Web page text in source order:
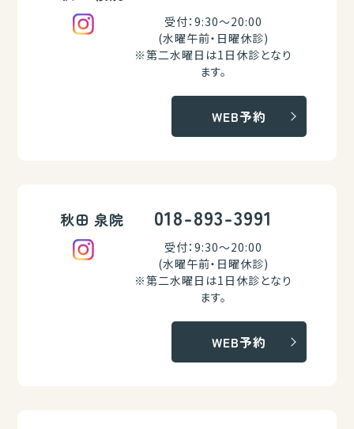
受付：9:30～20:00
(水曜午前・日曜休診)
※第二水曜日は1日休診となり
ます。
WEB予約
秋田 泉院 018-893-3991
受付：9:30～20:00
(水曜午前・日曜休診)
※第二水曜日は1日休診となり
ます。
WEB予約